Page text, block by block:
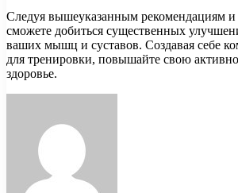
Следуя вышеуказанным рекомендациям
сможете добиться существенных
ваших мышц и суставов. Создавая себе
для тренировки, повышайте свою
здоровье.